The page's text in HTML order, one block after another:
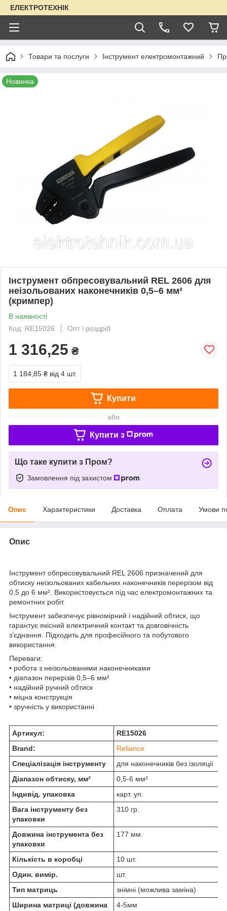
ЕЛЕКТРОТЕХНІК
Товари та послуги Інструмент електромонтажний
Новинка
Інструмент обпресовувальний REL 2606 для
неізольованих наконечників 0,5–6 мм²
(кримпер)
В наявності
Код: RE15026
Опт і роздріб
1 316,25 ₴
1 184,85 ₴ від 4 шт.
Купити
або
Купити з
Що таке купити з Пром?
Замовлення під захистом
Опис Характеристики Доставка Оплата Умови
Опис
Інструмент обпресовувальний REL 2606 призначений для
обтиску неізольованих кабельних наконечників перерізом від
0,5 до 6 мм². Використовується під час електромонтажних та
ремонтних робіт.
Інструмент забезпечує рівномірний і надійний обтиск, що
гарантує якісний електричний контакт та довговічність
з’єднання. Підходить для професійного та побутового
використання.
Переваги:
• робота з неізольованими наконечниками
• діапазон перерізів 0,5–6 мм²
• надійний ручний обтиск
• міцна конструкція
• зручність у використанні
Артикул:
RE15026
Brand:
Reliance
Спеціалізація інструменту
для наконечників без ізоляції
Діапазон обтиску, мм²
0,5-6 мм²
Індивід. упаковка
карт. уп.
Вага інструменту без
упаковки
310 гр.
Довжина інструмента без
упаковки
177 мм.
Кількість в коробці
10 шт.
Один. вимір.
шт.
Тип матриць
знімні (можлива заміна)
Ширина матриці (довжина
4-5мм